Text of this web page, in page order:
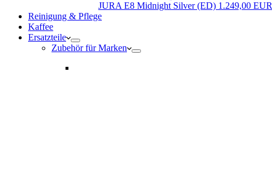
JURA E8 Midnight Silver (ED) 1.249,00 EUR
Reinigung & Pflege
Kaffee
Ersatzteile
Zubehör für Marken